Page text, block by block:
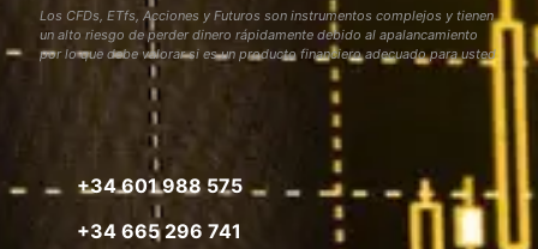
Los CFDs, ETfs, Acciones y Futuros son instrumentos complejos y tienen
un alto riesgo de perder dinero rápidamente debido al apalancamiento
por lo que debe valorar si es un producto financiero adecuado para usted
+34 601 988 575
+34 665 296 741